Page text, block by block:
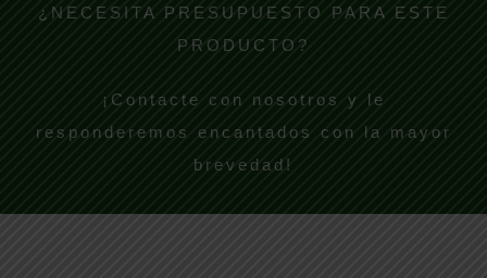
¿NECESITA PRESUPUESTO PARA ESTE
PRODUCTO?
¡Contacte con nosotros y le
responderemos encantados con la mayor
brevedad!